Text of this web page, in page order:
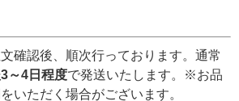
確認後、順次行っております。通常
～4日程度で発送いたします。※お品
いただく場合がございます。